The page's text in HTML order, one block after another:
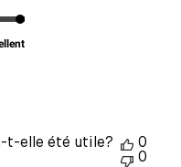
t-elle été utile?
0
0